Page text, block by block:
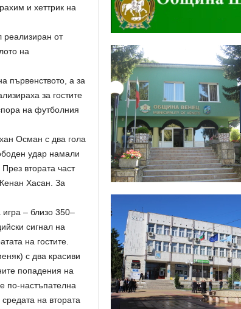
и хеттрик на
реализиран от
на
първенството, а за
за гостите
на футболния
Осман с два гола
удар намали
втората част
Хасан. За
– близо 350–
сигнал на
на гостите.
с два красиви
попадения на
по-настъпателна
на втората